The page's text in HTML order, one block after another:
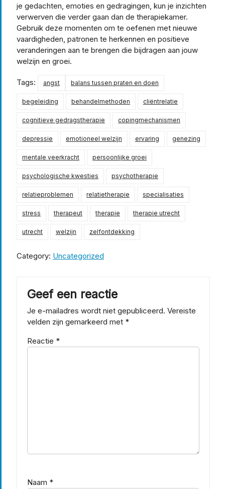
je gedachten, emoties en gedragingen, kun je inzichten
verwerven die verder gaan dan de therapiekamer.
Gebruik deze momenten om te oefenen met nieuwe
vaardigheden, patronen te herkennen en positieve
veranderingen aan te brengen die bijdragen aan jouw
welzijn en groei.
Tags: angst balans tussen praten en doen
begeleiding behandelmethoden cliëntrelatie
cognitieve gedragstherapie copingmechanismen
depressie emotioneel welzijn ervaring genezing
mentale veerkracht persoonlijke groei
psychologische kwesties psychotherapie
relatieproblemen relatietherapie specialisaties
stress therapeut therapie therapie utrecht
utrecht welzijn zelfontdekking
Category: Uncategorized
Geef een reactie
Je e-mailadres wordt niet gepubliceerd. Vereiste
velden zijn gemarkeerd met *
Reactie *
Naam *